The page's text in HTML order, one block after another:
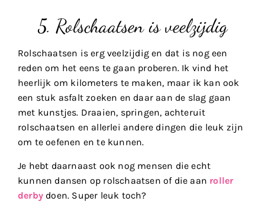
5. Rolschaatsen is veelzijdig
Rolschaatsen is erg veelzijdig en dat is nog een
reden om het eens te gaan proberen. Ik vind het
heerlijk om kilometers te maken, maar ik kan ook
een stuk asfalt zoeken en daar aan de slag gaan
met kunstjes. Draaien, springen, achteruit
rolschaatsen en allerlei andere dingen die leuk zijn
om te oefenen en te kunnen.
Je hebt daarnaast ook nog mensen die echt
kunnen dansen op rolschaatsen of die aan roller
derby doen. Super leuk toch?